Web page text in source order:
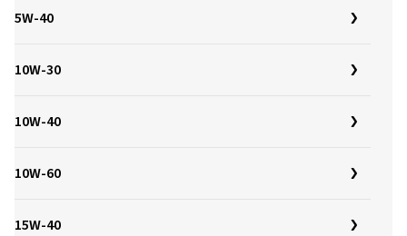
5W-40
10W-30
10W-40
10W-60
15W-40